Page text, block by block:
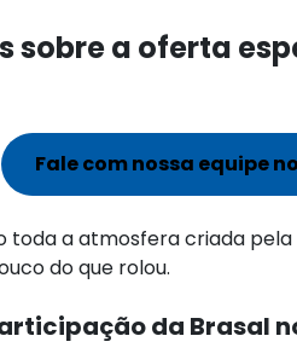
sobre a oferta
Fale com nossa equipe
a atmosfera criada
do que rolou.
da Brasal